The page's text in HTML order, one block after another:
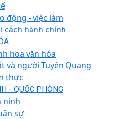
động - việc làm
cách hành chính
hoa văn hóa
và người Tuyên Quang
thực
- QUỐC PHÒNG
ninh
sự